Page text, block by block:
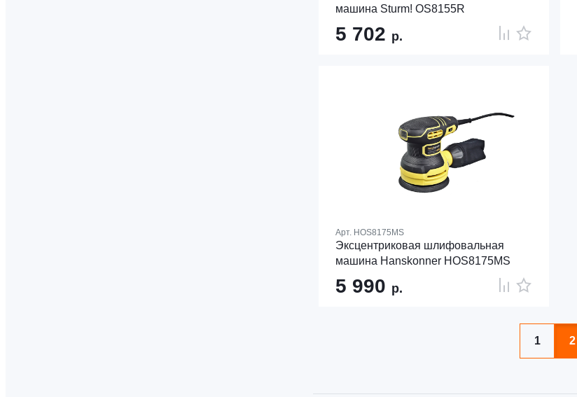
машина Sturm! OS8155R
5 702 р.
Арт. HOS8175MS
Эксцентриковая шлифовальная
машина Hanskonner HOS8175MS
5 990 р.
1 2